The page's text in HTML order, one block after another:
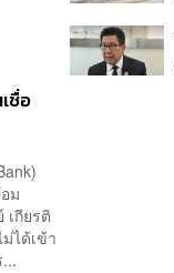
ชื่อ
ม
กียรติ
ได้เข้า